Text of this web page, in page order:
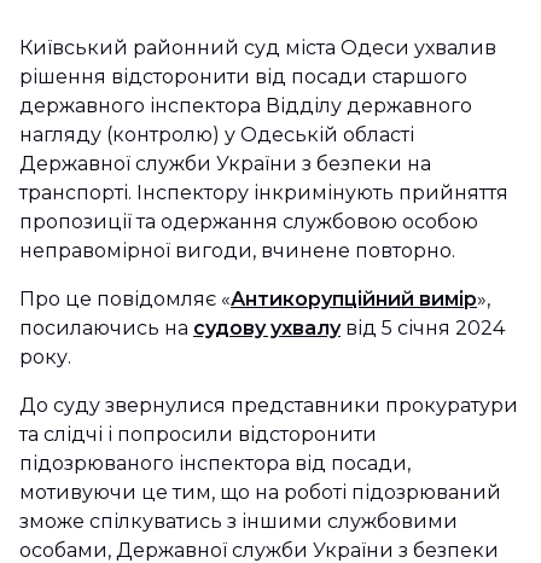
Київський районний суд міста Одеси ухвалив
рішення відсторонити від посади старшого
державного інспектора Відділу державного
нагляду (контролю) у Одеській області
Державної служби України з безпеки на
транспорті. Інспектору інкримінують прийняття
пропозиції та одержання службовою особою
неправомірної вигоди, вчинене повторно.
Про це повідомляє «Антикорупційний вимір»,
посилаючись на судову ухвалувід 5 січня 2024
року.
До суду звернулися представники прокуратури
та слідчі і попросили відсторонити
підозрюваного інспектора від посади,
мотивуючи це тим, що на роботі підозрюваний
зможе спілкуватись з іншими службовими
особами, Державної служби України з безпеки